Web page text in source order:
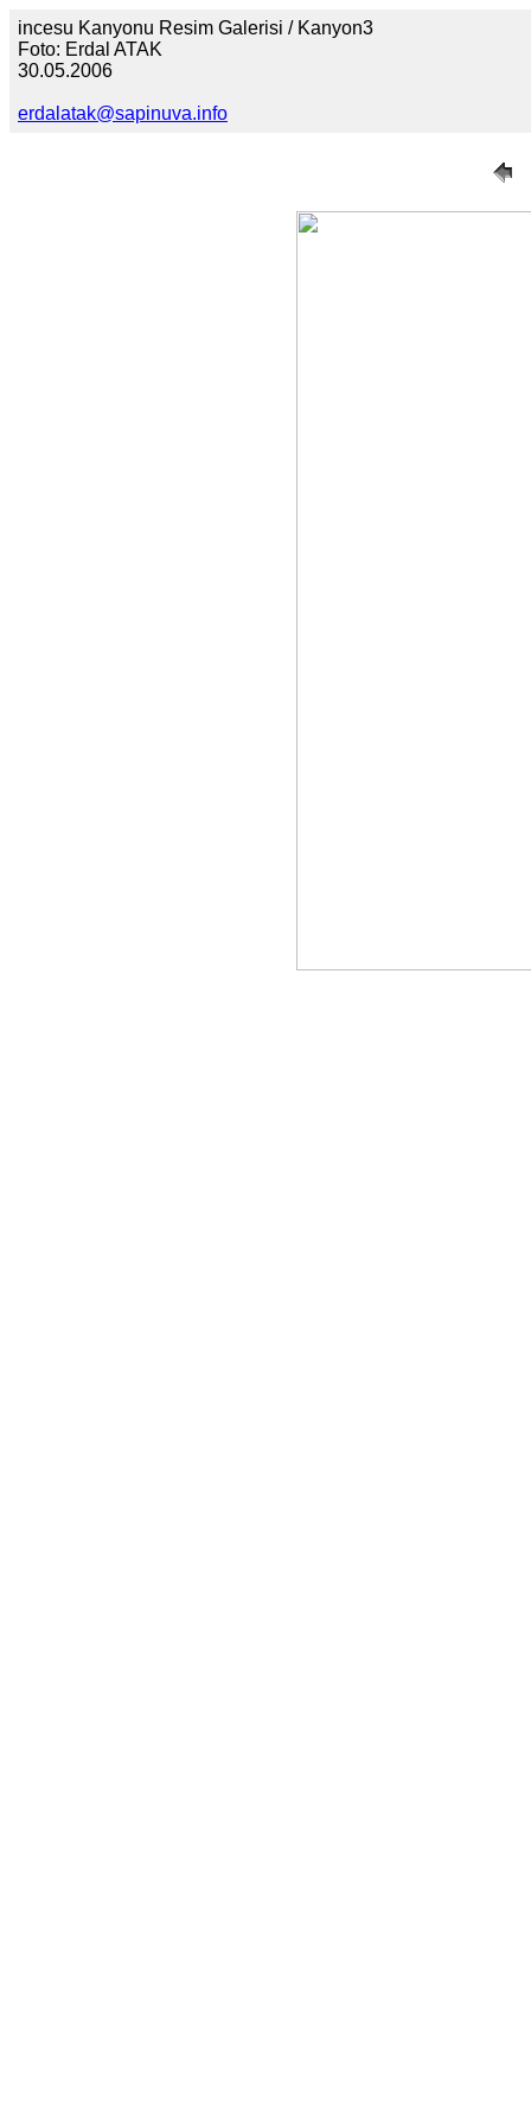
incesu Kanyonu Resim Galerisi / Kanyon3
Foto: Erdal ATAK
30.05.2006
erdalatak@sapinuva.info